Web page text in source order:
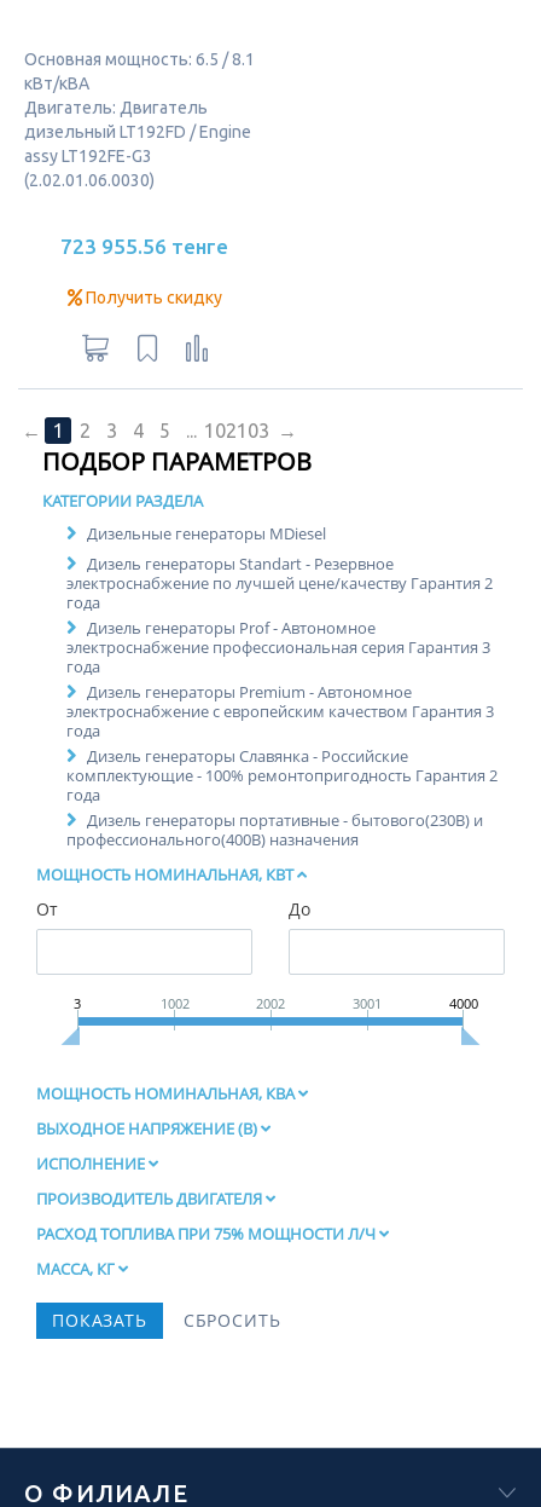
Основная мощность: 6.5 / 8.1
кВт/кВА
Двигатель: Двигатель
дизельный LT192FD / Engine
assy LT192FE-G3
(2.02.01.06.0030)
723 955.56 тенге
Получить скидку
← 1 2 3 4 5 ... 102103 →
ПОДБОР ПАРАМЕТРОВ
КАТЕГОРИИ РАЗДЕЛА
Дизельные генераторы MDiesel
Дизель генераторы Standart - Резервное
электроснабжение по лучшей цене/качеству Гарантия 2
года
Дизель генераторы Prof - Автономное
электроснабжение профессиональная серия Гарантия 3
года
Дизель генераторы Premium - Автономное
электроснабжение с европейским качеством Гарантия 3
года
Дизель генераторы Славянка - Российские
комплектующие - 100% ремонтопригодность Гарантия 2
года
Дизель генераторы портативные - бытового(230В) и
профессионального(400В) назначения
МОЩНОСТЬ НОМИНАЛЬНАЯ, КВТ
От До
3 1002 2002 3001 4000
МОЩНОСТЬ НОМИНАЛЬНАЯ, КВА
ВЫХОДНОЕ НАПРЯЖЕНИЕ (В)
ИСПОЛНЕНИЕ
ПРОИЗВОДИТЕЛЬ ДВИГАТЕЛЯ
РАСХОД ТОПЛИВА ПРИ 75% МОЩНОСТИ Л/Ч
МАССА, КГ
О ФИЛИАЛЕ